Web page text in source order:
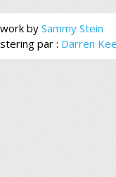
by Sammy Stein
par : Darren